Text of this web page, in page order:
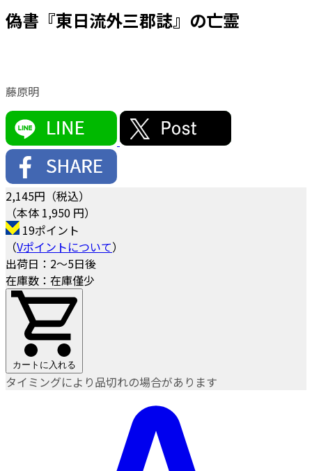
偽書『東日流外三郡誌』の亡霊
藤原明
2,145円（税込）
（本体 1,950 円）
19ポイント
（Vポイントについて）
出荷日：2～5日後
在庫数：在庫僅少
カートに入れる
タイミングにより品切れの場合があります